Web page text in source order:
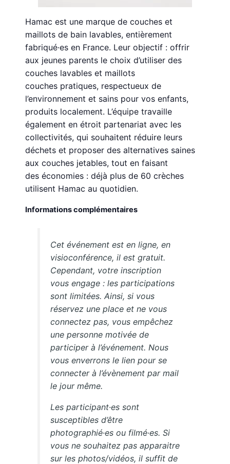
Hamac est une marque de couches et
maillots de bain lavables, entièrement
fabriqué·es en France. Leur objectif : offrir
aux jeunes parents le choix d’utiliser des
couches lavables et maillots
couches pratiques, respectueux de
l’environnement et sains pour vos enfants,
produits localement. L’équipe travaille
également en étroit partenariat avec les
collectivités, qui souhaitent réduire leurs
déchets et proposer des alternatives saines
aux couches jetables, tout en faisant
des économies : déjà plus de 60 crèches
utilisent Hamac au quotidien.
Informations complémentaires
Cet événement est en ligne, en
visioconférence, il est gratuit.
Cependant, votre inscription
vous engage : les participations
sont limitées. Ainsi, si vous
réservez une place et ne vous
connectez pas, vous empêchez
une personne motivée de
participer à l’événement. Nous
vous enverrons le lien pour se
connecter à l’évènement par mail
le jour même.
Les participant·es sont
susceptibles d’être
photographié·es ou filmé·es. Si
vous ne souhaitez pas apparaitre
sur les photos/vidéos, il suffit de